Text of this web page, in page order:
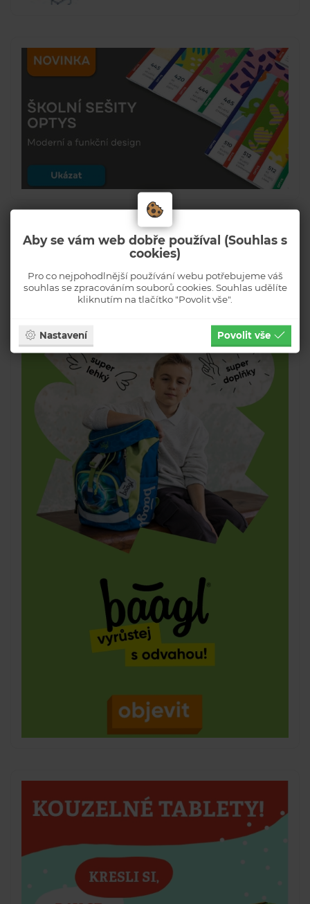
Aby se vám web dobře používal (Souhlas s
cookies)
Pro co nejpohodlnější používání webu potřebujeme váš
souhlas se zpracováním souborů cookies. Souhlas udělíte
kliknutím na tlačítko "Povolit vše".
Nastavení Povolit vše